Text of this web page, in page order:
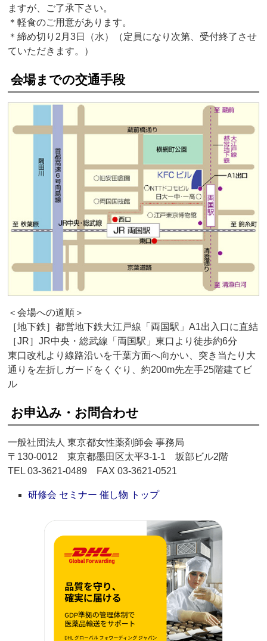
ますが、ご了承下さい。
＊軽食のご用意があります。
＊締め切り2月3日（水）（定員になり次第、受付終了させ
ていただきます。）
会場までの交通手段
＜会場への道順＞
［地下鉄］都営地下鉄大江戸線「両国駅」A1出入口に直結
［JR］JR中央・総武線「両国駅」東口より徒歩約6分
東口改札より線路沿いを千葉方面へ向かい、突き当たり大
通りを左折しガードをくぐり、約200m先左手25階建てビ
ル
お申込み・お問合わせ
一般社団法人 東京都女性薬剤師会 事務局
〒130-0012 東京都墨田区太平3-1-1 坂部ビル2階
TEL 03-3621-0489 FAX 03-3621-0521
研修会 セミナー 催し物 トップ